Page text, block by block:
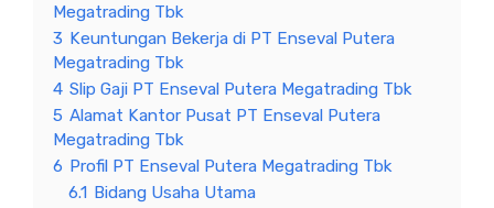
Megatrading Tbk
3 Keuntungan Bekerja di PT Enseval Putera
Megatrading Tbk
4 Slip Gaji PT Enseval Putera Megatrading Tbk
5 Alamat Kantor Pusat PT Enseval Putera
Megatrading Tbk
6 Profil PT Enseval Putera Megatrading Tbk
6.1 Bidang Usaha Utama